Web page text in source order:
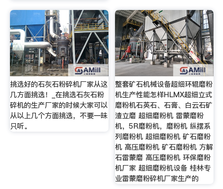
挑选好的石灰石粉碎机厂家从这
几方面挑选！_在挑选石灰石粉
碎机的生产厂家的时候大家可以
从以上几个方面挑选，不要一昧
只听。
整套矿石机械设备超细环辊磨粉
机生产性能怎样HLMX超细立式
磨粉机石英石、石膏、白云石矿
渣立磨 超细磨粉机 雷蒙磨粉
机，5R磨粉机，磨粉机 纵摆系
列磨粉机 超细磨粉机 矿石磨粉
机 高压磨粉机 矿石磨粉机 方解
石雷蒙磨 高压磨粉机 环保磨粉
机厂家 超细磨粉机设备 桂林专
业雷蒙磨粉碎机厂家生产的